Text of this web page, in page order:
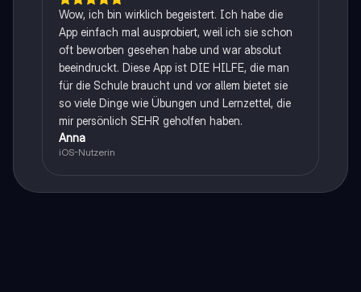
Wow, ich bin wirklich begeistert. Ich habe die
App einfach mal ausprobiert, weil ich sie schon
oft beworben gesehen habe und war absolut
beeindruckt. Diese App ist DIE HILFE, die man
für die Schule braucht und vor allem bietet sie
so viele Dinge wie Übungen und Lernzettel, die
mir persönlich SEHR geholfen haben.
Anna
iOS-Nutzerin